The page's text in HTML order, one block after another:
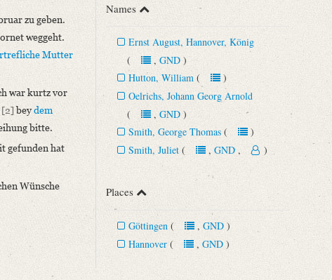
zu geben.
weggeht.
Mutter
war kurtz vor
[2]beydem
bitte.
gefunden hat
Wünsche
Names
Ernst August, Hannover, König
(, GND)
Hutton, William ()
Oelrichs, Johann Georg Arnold
(, GND)
Smith, George Thomas ()
Smith, Juliet (,GND, )
Places
Göttingen (, GND)
Hannover (, GND)